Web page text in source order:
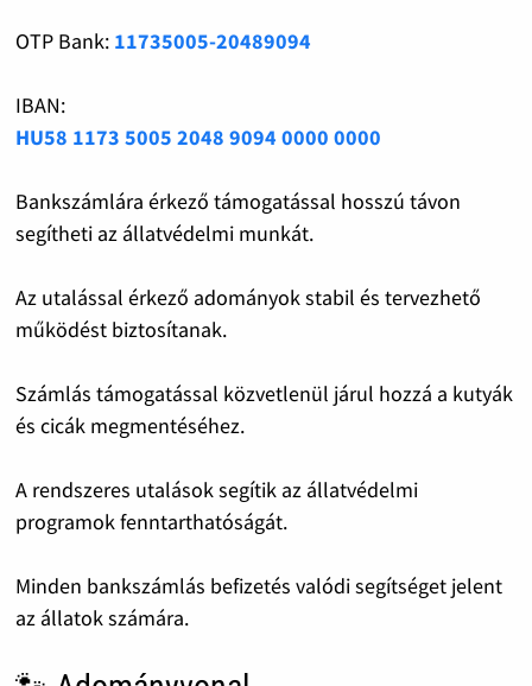
OTP Bank: 11735005-20489094
IBAN:
HU58 1173 5005 2048 9094 0000 0000
Bankszámlára érkező támogatással hosszú távon
segítheti az állatvédelmi munkát.
Az utalással érkező adományok stabil és tervezhető
működést biztosítanak.
Számlás támogatással közvetlenül járul hozzá a kutyák
és cicák megmentéséhez.
A rendszeres utalások segítik az állatvédelmi
programok fenntarthatóságát.
Minden bankszámlás befizetés valódi segítséget jelent
az állatok számára.